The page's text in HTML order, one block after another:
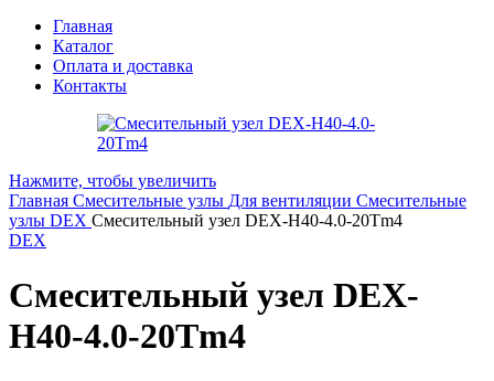
Главная
Каталог
Оплата и доставка
Контакты
Нажмите, чтобы увеличить
Главная Смесительные узлы Для вентиляции Смесительные
узлы DEX Смесительный узел DEX-H40-4.0-20Tm4
DEX
Смесительный узел DEX-
H40-4.0-20Tm4